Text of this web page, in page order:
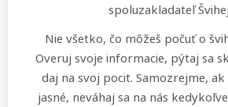
spoluzakladateľ
Nie všetko, čo môžeš počuť o
Overuj svoje informacie, pýtaj sa
daj na svoj pocit. Samozrejme,
jasné, neváhaj sa na nás